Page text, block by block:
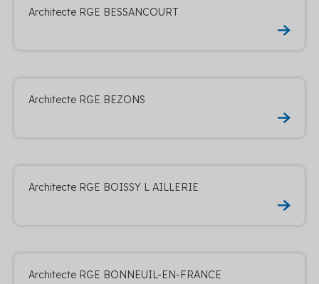
Architecte RGE BESSANCOURT
Architecte RGE BEZONS
Architecte RGE BOISSY L AILLERIE
Architecte RGE BONNEUIL-EN-FRANCE